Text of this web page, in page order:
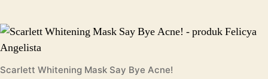
Scarlett Whitening Mask Say Bye Acne!